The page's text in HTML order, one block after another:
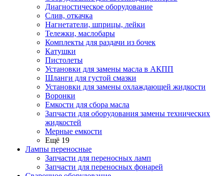
Диагностическое оборудование
Слив, откачка
Нагнетатели, шприцы, лейки
Тележки, маслобары
Комплекты для раздачи из бочек
Катушки
Пистолеты
Установки для замены масла в АКПП
Шланги для густой смазки
Установки для замены охлаждающей жидкости
Воронки
Емкости для сбора масла
Запчасти для оборудования замены технических
жидкостей
Мерные емкости
Ещё 19
Лампы переносные
Запчасти для переносных ламп
Запчасти для переносных фонарей